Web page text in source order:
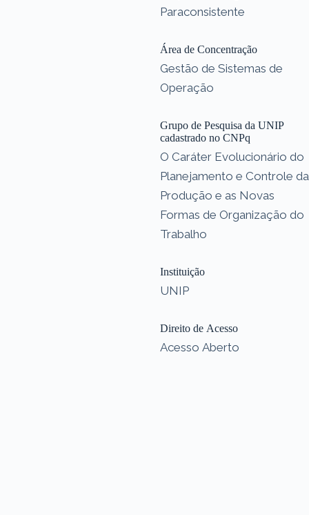
Paraconsistente
Área de Concentração
Gestão de Sistemas de
Operação
Grupo de Pesquisa da UNIP
cadastrado no CNPq
O Caráter Evolucionário do
Planejamento e Controle da
Produção e as Novas
Formas de Organização do
Trabalho
Instituição
UNIP
Direito de Acesso
Acesso Aberto